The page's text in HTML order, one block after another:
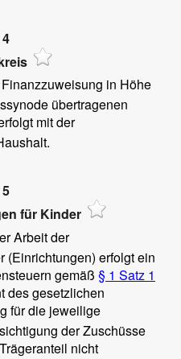
in Höhe
übertragenen
mit der
für Kinder
Arbeit der
(Einrichtungen) erfolgt ein
gemäß § 1 Satz 1
des gesetzlichen
für die jeweilige
der Zuschüsse
nicht